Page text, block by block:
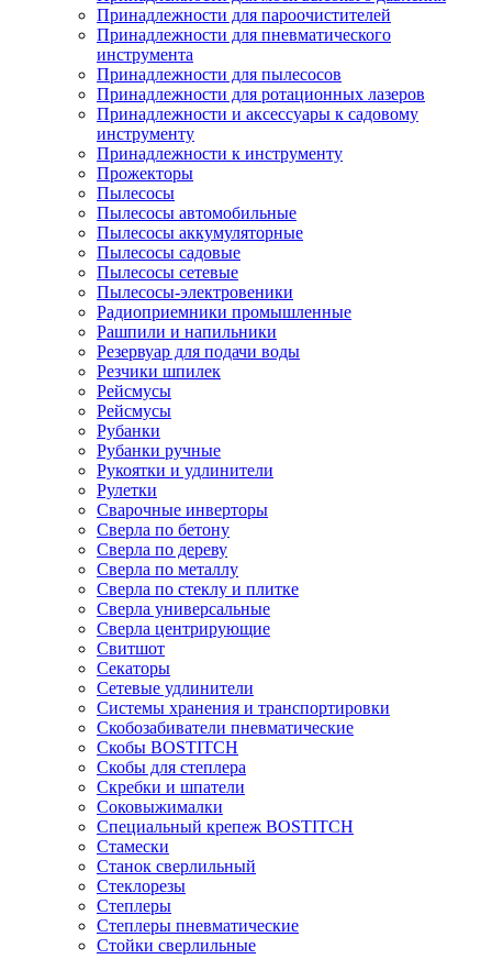
Принадлежности для пароочистителей
Принадлежности для пневматического
инструмента
Принадлежности для пылесосов
Принадлежности для ротационных лазеров
Принадлежности и аксессуары к садовому
инструменту
Принадлежности к инструменту
Прожекторы
Пылесосы
Пылесосы автомобильные
Пылесосы аккумуляторные
Пылесосы садовые
Пылесосы сетевые
Пылесосы-электровеники
Радиоприемники промышленные
Рашпили и напильники
Резервуар для подачи воды
Резчики шпилек
Рейсмусы
Рейсмусы
Рубанки
Рубанки ручные
Рукоятки и удлинители
Рулетки
Сварочные инверторы
Сверла по бетону
Сверла по дереву
Сверла по металлу
Сверла по стеклу и плитке
Сверла универсальные
Сверла центрирующие
Свитшот
Секаторы
Сетевые удлинители
Системы хранения и транспортировки
Скобозабиватели пневматические
Скобы BOSTITCH
Скобы для степлера
Скребки и шпатели
Соковыжималки
Специальный крепеж BOSTITCH
Стамески
Станок сверлильный
Стеклорезы
Степлеры
Степлеры пневматические
Стойки сверлильные